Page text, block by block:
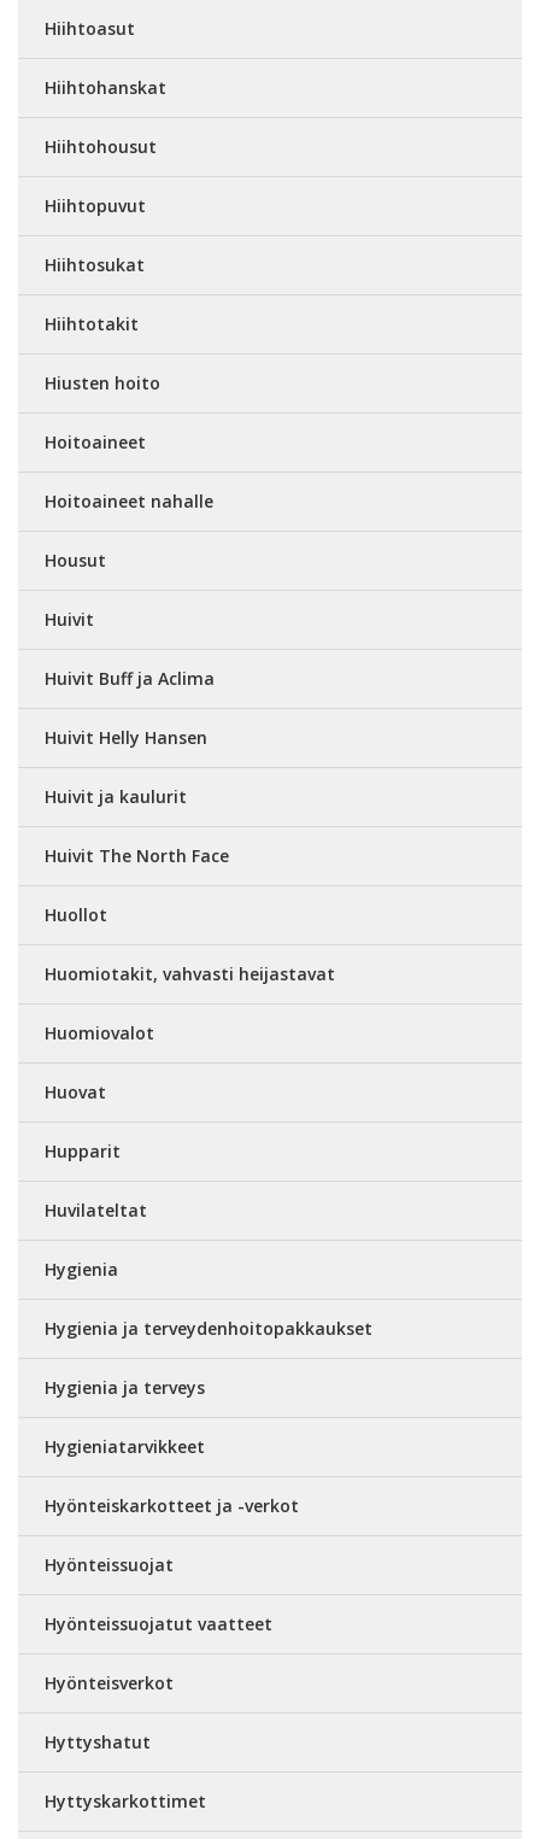
Hiihtoasut
Hiihtohanskat
Hiihtohousut
Hiihtopuvut
Hiihtosukat
Hiihtotakit
Hiusten hoito
Hoitoaineet
Hoitoaineet nahalle
Housut
Huivit
Huivit Buff ja Aclima
Huivit Helly Hansen
Huivit ja kaulurit
Huivit The North Face
Huollot
Huomiotakit, vahvasti heijastavat
Huomiovalot
Huovat
Hupparit
Huvilateltat
Hygienia
Hygienia ja terveydenhoitopakkaukset
Hygienia ja terveys
Hygieniatarvikkeet
Hyönteiskarkotteet ja -verkot
Hyönteissuojat
Hyönteissuojatut vaatteet
Hyönteisverkot
Hyttyshatut
Hyttyskarkottimet